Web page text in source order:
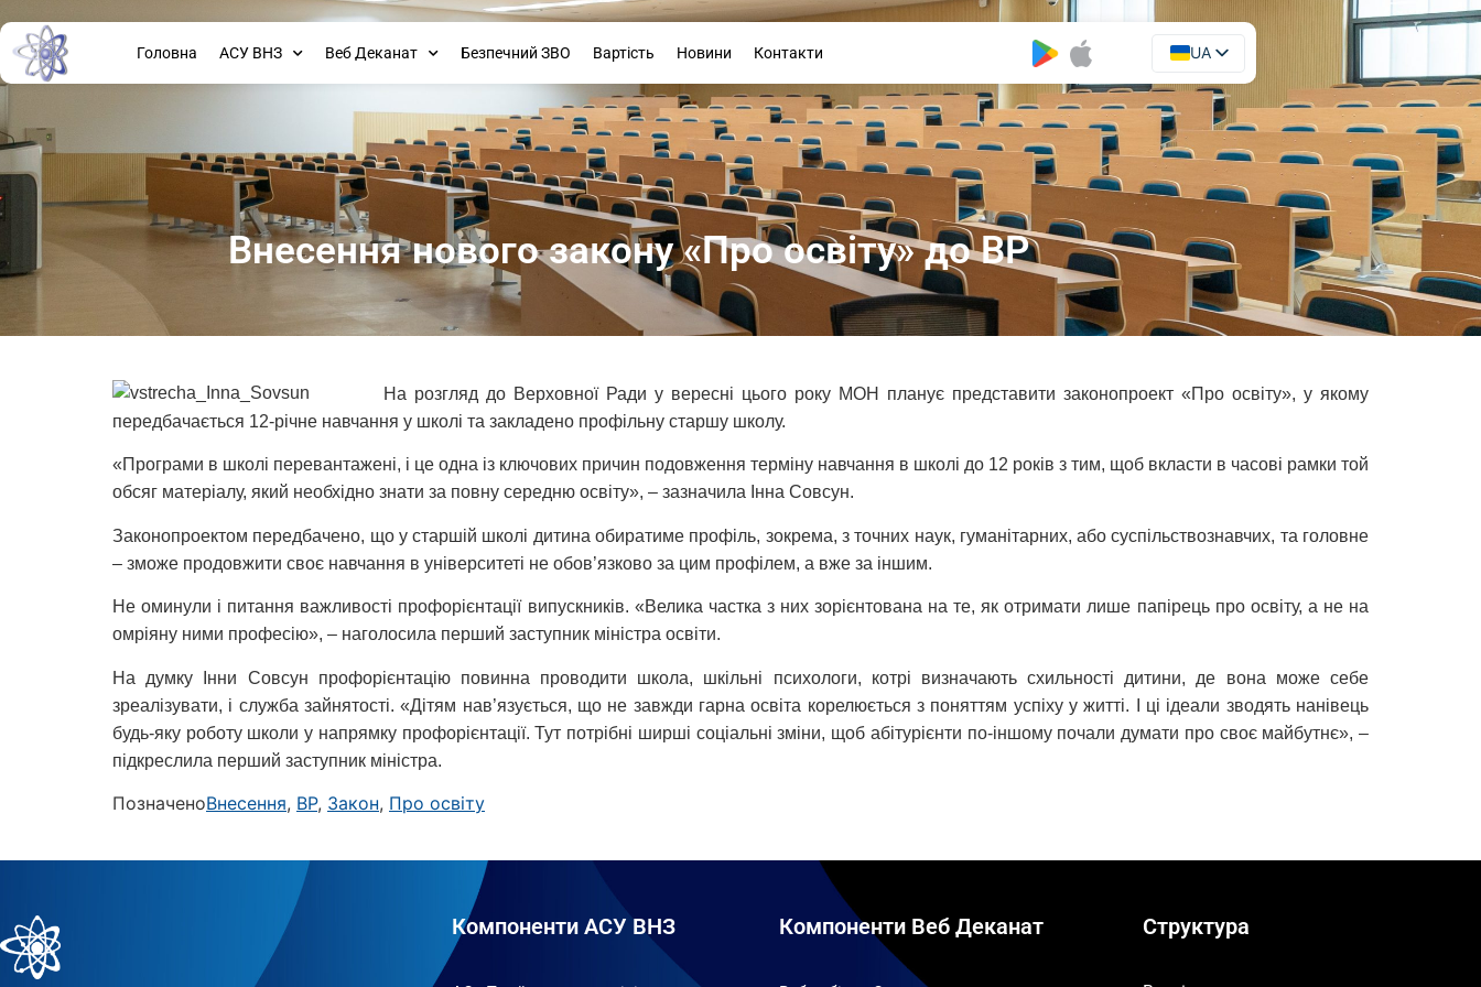
Головна АСУ ВНЗ Веб Деканат Безпечний ЗВО Вартість Новини Контакти
UA
EN
Внесення нового закону «Про освіту» до ВР
На розгляд до Верховної Ради у вересні цього року МОН планує представити законопроект «Про освіту», у якому
передбачається 12-річне навчання у школі та закладено профільну старшу школу.
«Програми в школі перевантажені, і це одна із ключових причин подовження терміну навчання в школі до 12 років з тим, щоб вкласти в часові рамки той
обсяг матеріалу, який необхідно знати за повну середню освіту», – зазначила Інна Совсун.
Законопроектом передбачено, що у старшій школі дитина обиратиме профіль, зокрема, з точних наук, гуманітарних, або суспільствознавчих, та головне
– зможе продовжити своє навчання в університеті не обов’язково за цим профілем, а вже за іншим.
Не оминули і питання важливості профорієнтації випускників. «Велика частка з них зорієнтована на те, як отримати лише папірець про освіту, а не на
омріяну ними професію», – наголосила перший заступник міністра освіти.
На думку Інни Совсун профорієнтацію повинна проводити школа, шкільні психологи, котрі визначають схильності дитини, де вона може себе
зреалізувати, і служба зайнятості. «Дітям нав’язується, що не завжди гарна освіта корелюється з поняттям успіху у житті. І ці ідеали зводять нанівець
будь-яку роботу школи у напрямку профорієнтації. Тут потрібні ширші соціальні зміни, щоб абітурієнти по-іншому почали думати про своє майбутнє», –
підкреслила перший заступник міністра.
ПозначеноВнесення, ВР, Закон, Про освіту
Компоненти АСУ ВНЗ Компоненти Веб Деканат Структура